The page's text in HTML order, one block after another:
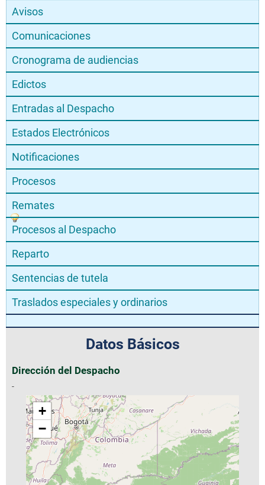
Avisos
Comunicaciones
Cronograma de audiencias
Edictos
Entradas al Despacho
Estados Electrónicos
Notificaciones
Procesos
Remates
Procesos al Despacho
Reparto
Sentencias de tutela
Traslados especiales y ordinarios
Datos Básicos
Dirección del Despacho
-
+
−